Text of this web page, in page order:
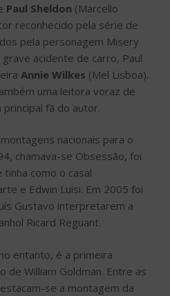
Paul Sheldon (Marcello
reconhecido pela série de
pela personagem Misery
acidente de carro, Paul
Annie Wilkes (Mel Lisboa).
uma leitora voraz de
fã do autor.
nacionais para o
chamava-se Obsessão, foi
como o casal
e Edwin Luisi. Em 2005 foi
Gustavo interpretarem a
Ricard Reguant.
entanto, é a primeira
William Goldman. Entre as
se a montagem da